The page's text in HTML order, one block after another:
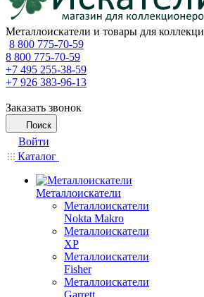
Металлоискатели и товары для
8 800 775-70-59
8 800 775-70-59
+7 495 255-38-59
+7 926 383-96-13
Заказать звонок
Поиск
Войти
Каталог
Металлоискатели
Металлоискатели
Nokta Makro
Металлоискатели
XP
Металлоискатели
Fisher
Металлоискатели
Garrett